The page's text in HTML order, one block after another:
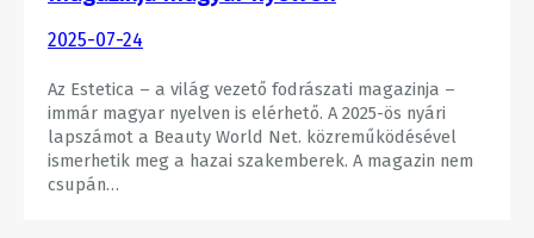
2025-07-24
Az Estetica – a világ vezető fodrászati magazinja –
immár magyar nyelven is elérhető. A 2025-ös nyári
lapszámot a Beauty World Net. közreműködésével
ismerhetik meg a hazai szakemberek. A magazin nem
csupán…